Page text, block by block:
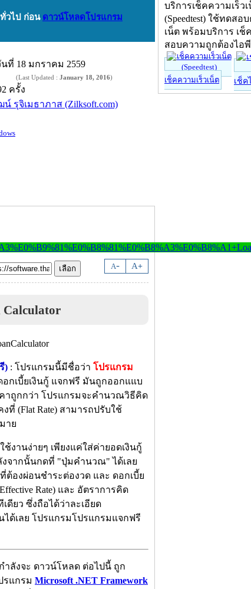
วไป ก่อน ดาวน์โหลดโปรแกรม
นที่ 18 มกราคม 2559
(Last Updated : January 18, 2016)
ครั้ง
รุจิเมธาภาส (Zilksoft.com)
A- A+
) : โปรแกรมนี้มีชื่อว่า โปรแกรม
กเบี้ยเงินกู้ แจกฟรี มันถูกออกแแบ
าถูกกว่า โปรแกรมจะคำนวณวิธีคิด
ที่ (Flat Rate) สามารถปรับใช้
าย
ช้งานง่ายๆ เพียงแค่ใส่ค่ายอดเงินกู้
งจากนั้นกดที่ "ปุ่มคำนวณ" ได้เลย
องผ่อนชำระต่องวด และ ดอกเบี้ย
Rate) และ อัตราการคิด
ดียว ซึ่งถือได้ว่าละเอียด
ด้เลย โปรแกรมโปรแกรมแจกฟรี
กำลังจะ ดาวน์โหลด ต่อไปนี้ ถูก
รแกรม Microsoft .NET Framework
บริการเช็คความเร็ว
(Speedtest) ใช้ทดสอ
เน็ต พร้อมบริการ เช็
สอบความถูกต้องไอ
เช็คความเร็วเน็ต เช็ค